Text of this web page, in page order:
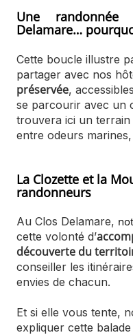
Une
Delamare…
Cette boucle illustre
partager avec nos
préservée,
se parcourir avec un
trouvera ici un terrain
entre odeurs
La Clozette et la
randonneurs
Au Clos Delamare,
cette volonté d’
découverte du
conseiller les
envies de chacun.
Et si elle vous tente,
expliquer cette